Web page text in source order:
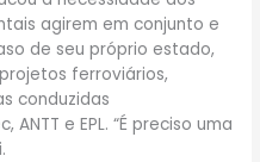
agirem em conjunto e
de seu próprio estado,
ferroviários,
conduzidas
e EPL. “É preciso uma